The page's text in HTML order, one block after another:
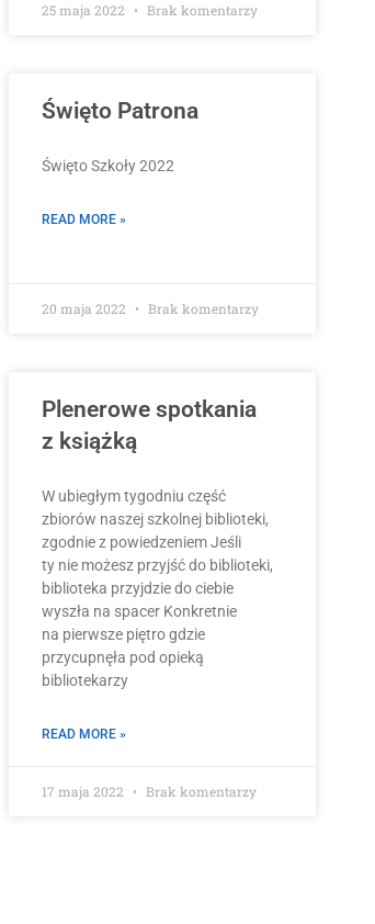
25 maja 2022 Brak komentarzy
Święto Patrona
Święto Szkoły 2022
READ MORE »
20 maja 2022 Brak komentarzy
Plenerowe spotkania
z książką
W ubiegłym tygodniu część
zbiorów naszej szkolnej biblioteki,
zgodnie z powiedzeniem Jeśli
ty nie możesz przyjść do biblioteki,
biblioteka przyjdzie do ciebie
wyszła na spacer Konkretnie
na pierwsze piętro gdzie
przycupnęła pod opieką
bibliotekarzy
READ MORE »
17 maja 2022 Brak komentarzy